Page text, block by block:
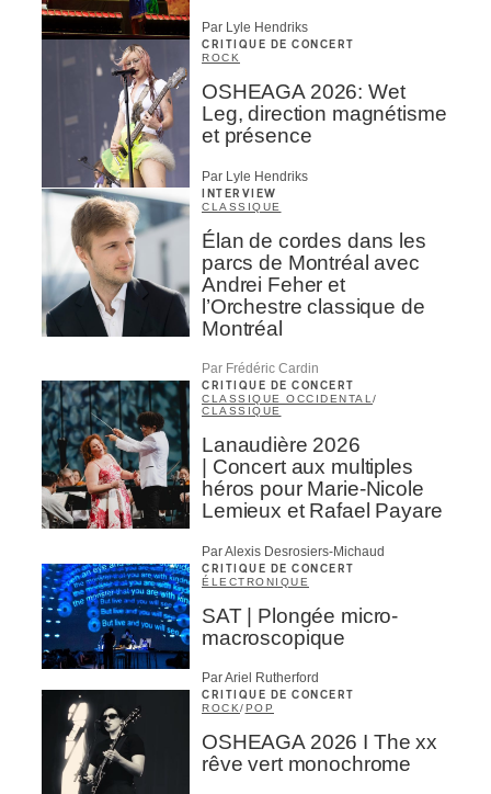
Par Lyle Hendriks
CRITIQUE DE CONCERT
ROCK
OSHEAGA 2026: Wet
Leg, direction magnétisme
et présence
Par Lyle Hendriks
INTERVIEW
CLASSIQUE
Élan de cordes dans les
parcs de Montréal avec
Andrei Feher et
l’Orchestre classique de
Montréal
Par Frédéric Cardin
CRITIQUE DE CONCERT
CLASSIQUE OCCIDENTAL/
CLASSIQUE
Lanaudière 2026
| Concert aux multiples
héros pour Marie-Nicole
Lemieux et Rafael Payare
Par Alexis Desrosiers-Michaud
CRITIQUE DE CONCERT
ÉLECTRONIQUE
SAT | Plongée micro-
macroscopique
Par Ariel Rutherford
CRITIQUE DE CONCERT
ROCK/POP
OSHEAGA 2026 I The xx
rêve vert monochrome